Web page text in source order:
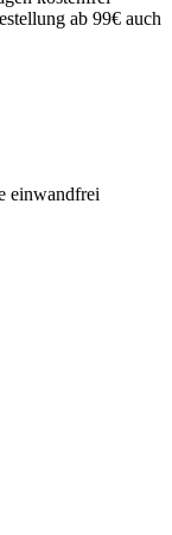
ab 99€ auch
einwandfrei